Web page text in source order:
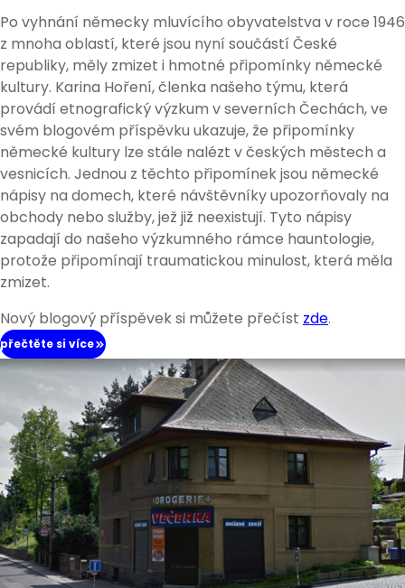
Po vyhnání německy mluvícího obyvatelstva v roce 1946
z mnoha oblastí, které jsou nyní součástí České
republiky, měly zmizet i hmotné připomínky německé
kultury. Karina Hoření, členka našeho týmu, která
provádí etnografický výzkum v severních Čechách, ve
svém blogovém příspěvku ukazuje, že připomínky
německé kultury lze stále nalézt v českých městech a
vesnicích. Jednou z těchto připomínek jsou německé
nápisy na domech, které návštěvníky upozorňovaly na
obchody nebo služby, jež již neexistují. Tyto nápisy
zapadají do našeho výzkumného rámce hauntologie,
protože připomínají traumatickou minulost, která měla
zmizet.
Nový blogový příspěvek si můžete přečíst zde.
přečtěte si více